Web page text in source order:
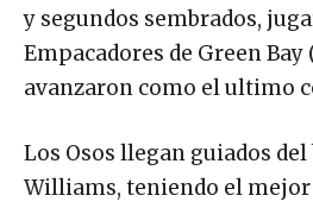
y segundos sembrados,
Empacadores de Green Bay
avanzaron como el ultimo
Los Osos llegan guiados del
Williams, teniendo el mejor